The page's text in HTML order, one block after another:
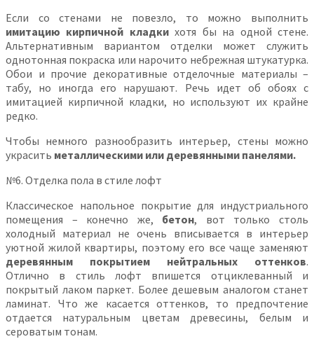
Если со стенами не повезло, то можно выполнить
имитацию кирпичной кладкихотя бы на одной стене.
Альтернативным вариантом отделки может служить
однотонная покраска или нарочито небрежная штукатурка.
Обои и прочие декоративные отделочные материалы –
табу, но иногда его нарушают. Речь идет об обоях с
имитацией кирпичной кладки, но используют их крайне
редко.
Чтобы немного разнообразить интерьер, стены можно
украсить металлическими или деревянными панелями.
№6. Отделка пола в стиле лофт
Классическое напольное покрытие для индустриального
помещения – конечно же, бетон, вот только столь
холодный материал не очень вписывается в интерьер
уютной жилой квартиры, поэтому его все чаще заменяют
деревянным покрытием нейтральных оттенков.
Отлично в стиль лофт впишется отциклеванный и
покрытый лаком паркет. Более дешевым аналогом станет
ламинат. Что же касается оттенков, то предпочтение
отдается натуральным цветам древесины, белым и
сероватым тонам.